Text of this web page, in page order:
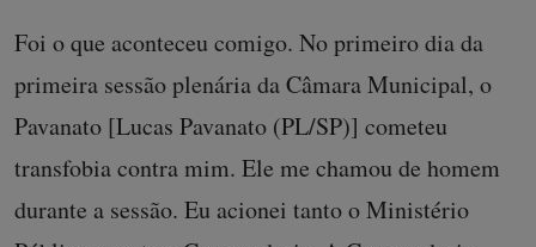
Foi o que aconteceu comigo. No primeiro dia da
primeira sessão plenária da Câmara Municipal, o
Pavanato [Lucas Pavanato (PL/SP)] cometeu
transfobia contra mim. Ele me chamou de homem
durante a sessão. Eu acionei tanto o Ministério